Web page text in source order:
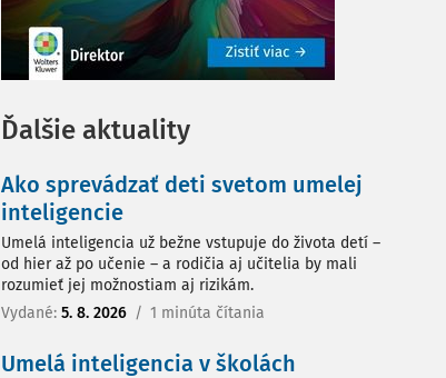
Ďalšie aktuality
Ako sprevádzať deti svetom umelej
inteligencie
Umelá inteligencia už bežne vstupuje do života detí –
od hier až po učenie – a rodičia aj učitelia by mali
rozumieť jej možnostiam aj rizikám.
Vydané: 5. 8. 2026 / 1 minúta čítania
Umelá inteligencia v školách